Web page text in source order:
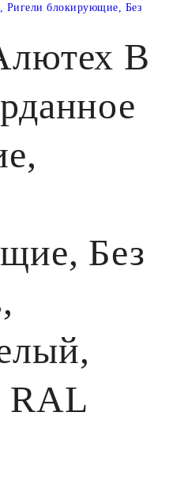
Ригели блокирующие, Без
В
Без
RAL